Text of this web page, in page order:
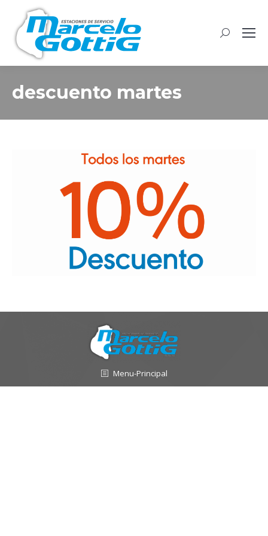
Buscar:
descuento martes
Menu-Principal